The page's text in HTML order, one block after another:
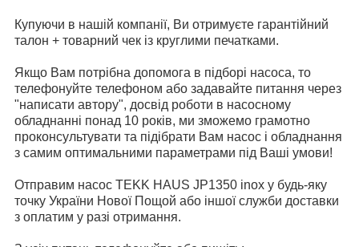
Купуючи в нашій компанії, Ви отримуєте гарантійний
талон + товарний чек із круглими печатками.
Якщо Вам потрібна допомога в підборі насоса, то
телефонуйте телефоном або задавайте питання через
"написати автору", досвід роботи в насосному
обладнанні понад 10 років, ми зможемо грамотно
проконсультувати та підібрати Вам насос і обладнання
з самим оптимальними параметрами під Ваші умови!
Отправим насос TEKK HAUS JP1350 inox у будь-яку
точку України Нової Пощой або іншої служби доставки
з оплатим у разі отримання.